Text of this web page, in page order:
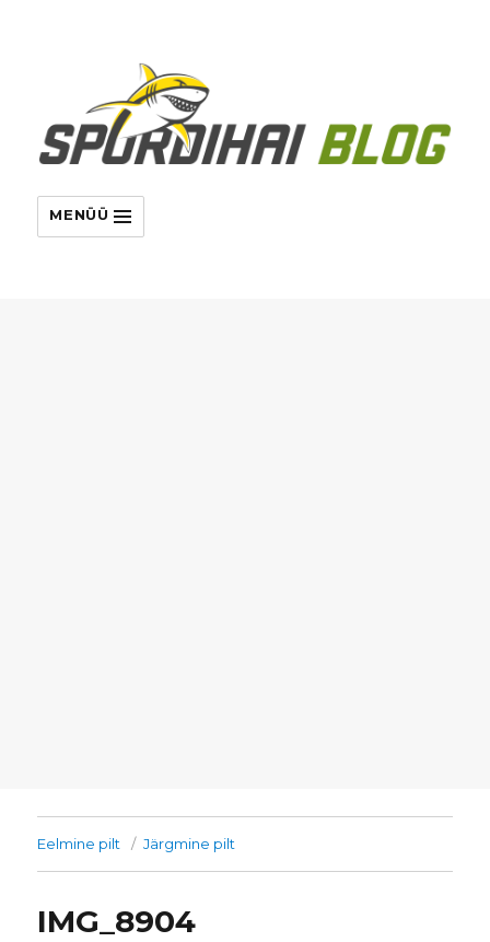
MENÜÜ
Eelmine pilt Järgmine pilt
IMG_8904